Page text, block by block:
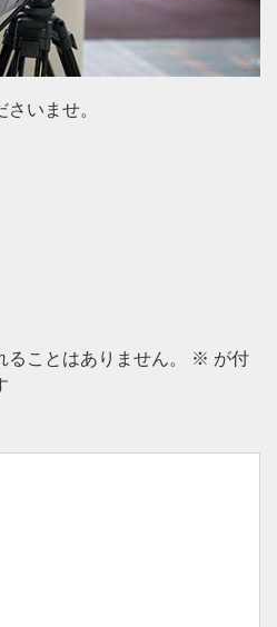
いませ。
ことはありません。 ※ が付